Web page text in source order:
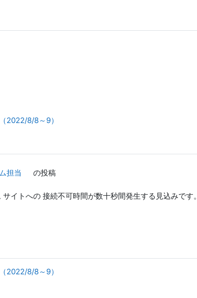
2022/8/8～9）
ム担当 の投稿
イトへの 接続不可時間が数十秒間発生する見込みです。
2022/8/8～9）